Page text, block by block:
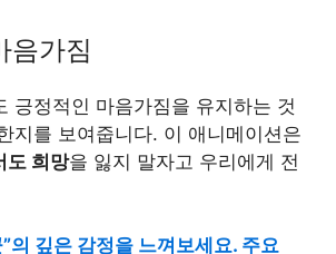
음가짐
긍정적인 마음가짐을 유지하는 것
지를 보여줍니다. 이 애니메이션은
도 희망을 잃지 말자고 우리에게 전
의 깊은 감정을 느껴보세요. 주요